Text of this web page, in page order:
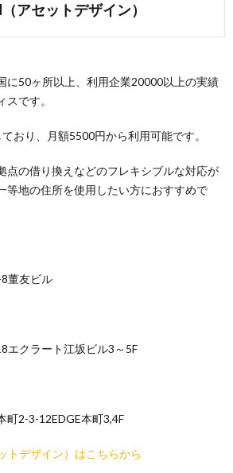
アセットデザイン）
に50ヶ所以上、利用企業20000以上の実績
です。
おり、月額5500円から利用可能です。
点の借り換えなどのフレキシブルな対応が
等地の住所を使用したい方におすすめで
董友ビル
エクラート江坂ビル3～5F
町2-3-12EDGE本町3,4F
トデザイン）はこちらから